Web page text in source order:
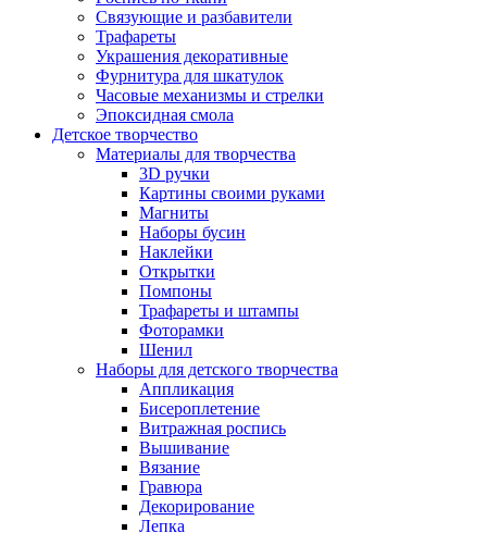
Связующие и разбавители
Трафареты
Украшения декоративные
Фурнитура для шкатулок
Часовые механизмы и стрелки
Эпоксидная смола
Детское творчество
Материалы для творчества
3D ручки
Картины своими руками
Магниты
Наборы бусин
Наклейки
Открытки
Помпоны
Трафареты и штампы
Фоторамки
Шенил
Наборы для детского творчества
Аппликация
Бисероплетение
Витражная роспись
Вышивание
Вязание
Гравюра
Декорирование
Лепка